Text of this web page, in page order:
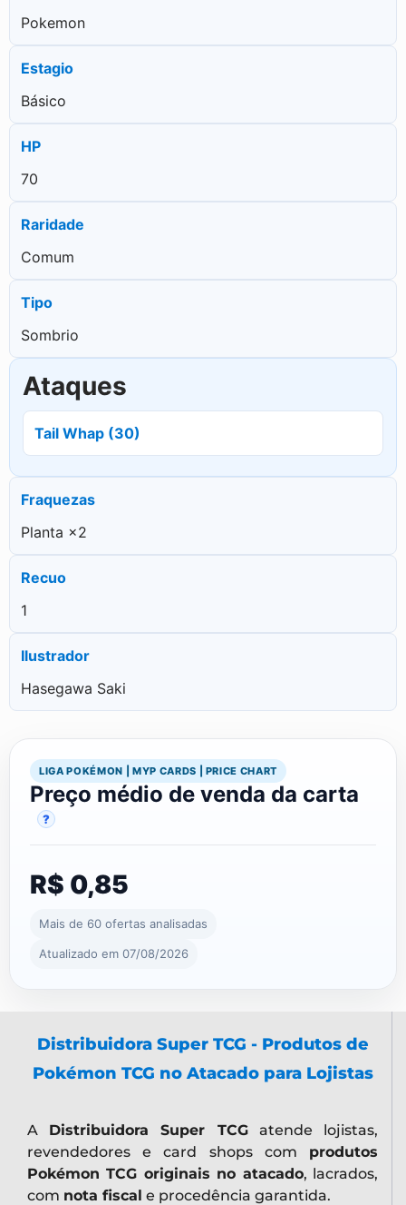
Pokemon
Estagio
Básico
HP
70
Raridade
Comum
Tipo
Sombrio
Ataques
Tail Whap (30)
Fraquezas
Planta ×2
Recuo
1
Ilustrador
Hasegawa Saki
LIGA POKÉMON | MYP CARDS | PRICE CHART
Preço médio de venda da carta
?
R$ 0,85
Mais de 60 ofertas analisadas
Atualizado em 07/08/2026
Distribuidora Super TCG - Produtos de
Pokémon TCG no Atacado para Lojistas
A Distribuidora Super TCGatende lojistas,
revendedores e card shops com produtos
Pokémon TCG originais no atacado, lacrados,
com nota fiscal e procedência garantida.